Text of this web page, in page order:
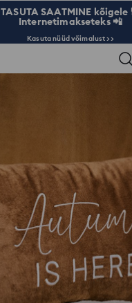
TASUTA SAATMINE kõigele
Internetimakseteks 📲
Kasuta nüüd võimalust >>